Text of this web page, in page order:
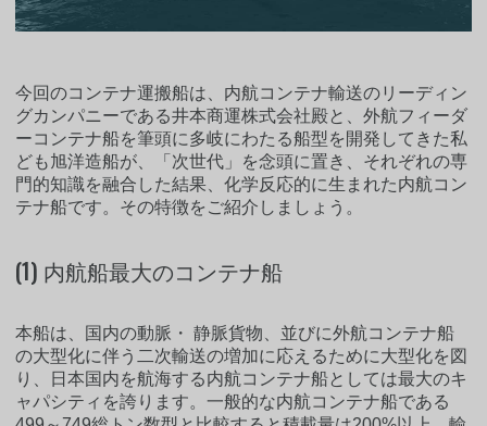
今回のコンテナ運搬船は、内航コンテナ輸送のリーディン
グカンパニーである井本商運株式会社殿と、外航フィーダ
ーコンテナ船を筆頭に多岐にわたる船型を開発してきた私
ども旭洋造船が、「次世代」を念頭に置き、それぞれの専
門的知識を融合した結果、化学反応的に生まれた内航コン
テナ船です。その特徴をご紹介しましょう。
(1) 内航船最大のコンテナ船
本船は、国内の動脈・ 静脈貨物、並びに外航コンテナ船
の大型化に伴う二次輸送の増加に応えるために大型化を図
り、日本国内を航海する内航コンテナ船としては最大のキ
ャパシティを誇ります。一般的な内航コンテナ船である